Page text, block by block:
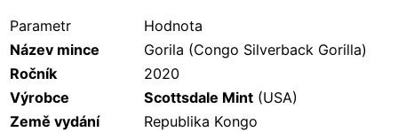
Parametr
Hodnota
Název mince
Gorila (Congo Silverback Gorilla)
Ročník
2020
Výrobce
Scottsdale Mint (USA)
Země vydání
Republika Kongo